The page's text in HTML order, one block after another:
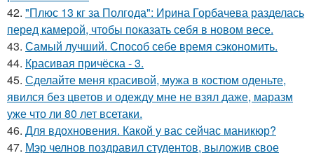
42. "Плюс 13 кг за Полгода": Ирина Горбачева разделась
перед камерой, чтобы показать себя в новом весе.
43. Самый лучший. Способ себе время сэкономить.
44. Красивая причёска - 3.
45. Сделайте меня красивой, мужа в костюм оденьте,
явился без цветов и одежду мне не взял даже, маразм
уже что ли 80 лет всетаки.
46. Для вдохновения. Какой у вас сейчас маникюр?
47. Мэр челнов поздравил студентов, выложив свое